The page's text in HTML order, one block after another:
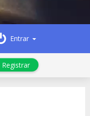
Entrar
Registrar